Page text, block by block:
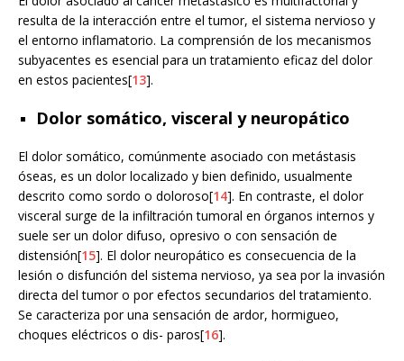
resulta de la interacción entre el tumor, el sistema nervioso y
el entorno inflamatorio. La comprensión de los mecanismos
subyacentes es esencial para un tratamiento eficaz del dolor
en estos pacientes[13].
Dolor somático, visceral y neuropático
El dolor somático, comúnmente asociado con metástasis
óseas, es un dolor localizado y bien definido, usualmente
descrito como sordo o doloroso[14]. En contraste, el dolor
visceral surge de la infiltración tumoral en órganos internos y
suele ser un dolor difuso, opresivo o con sensación de
distensión[15]. El dolor neuropático es consecuencia de la
lesión o disfunción del sistema nervioso, ya sea por la invasión
directa del tumor o por efectos secundarios del tratamiento.
Se caracteriza por una sensación de ardor, hormigueo,
choques eléctricos o dis- paros[16].